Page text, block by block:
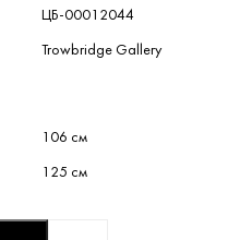
ЦБ-00012044
Trowbridge Gallery
106 см
125 см